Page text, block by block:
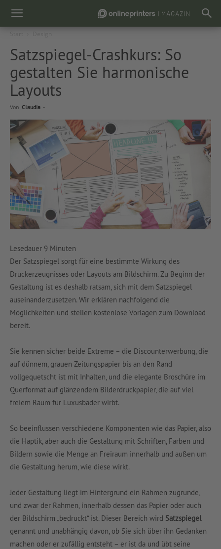
Satzspiegel-Crashkurs: So
gestalten Sie harmonische
Layouts
Von Claudia -
Lesedauer 9 Minuten
Der Satzspiegel sorgt für eine bestimmte Wirkung des
Druckerzeugnisses oder Layouts am Bildschirm. Zu Beginn der
Gestaltung ist es deshalb ratsam, sich mit dem Satzspiegel
auseinanderzusetzen. Wir erklären nachfolgend die
Möglichkeiten und stellen kostenlose Vorlagen zum Download
bereit.
Sie kennen sicher beide Extreme – die Discounterwerbung, die
auf dünnem, grauen Zeitungspapier bis an den Rand
vollgequetscht ist mit Inhalten, und die elegante Broschüre im
Querformat auf glänzendem Bilderdruckpapier, die auf viel
freiem Raum für Luxusbäder wirbt.
So beeinflussen verschiedene Komponenten wie das Papier, also
die Haptik, aber auch die Gestaltung mit Schriften, Farben und
Bildern sowie die Menge an Freiraum innerhalb und außen um
die Gestaltung herum, wie diese wirkt.
Jeder Gestaltung liegt im Hintergrund ein Rahmen zugrunde,
und zwar der Rahmen, innerhalb dessen das Papier oder auch
der Bildschirm „bedruckt“ ist. Dieser Bereich wird Satzspiegel
genannt und unabhängig davon, ob Sie sich über ihn Gedanken
machen oder er zufällig entsteht – er ist da und übt seine